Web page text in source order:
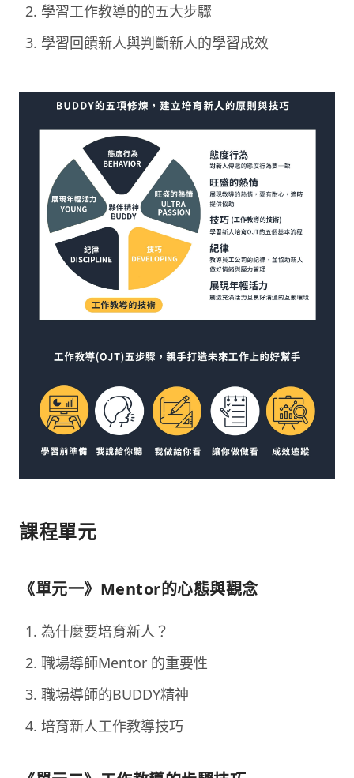
學習工作教導的的五大步驟
學習回饋新人與判斷新人的學習成效
課程單元
《單元一》Mentor的心態與觀念
為什麼要培育新人？
職場導師Mentor 的重要性
職場導師的BUDDY精神
培育新人工作教導技巧